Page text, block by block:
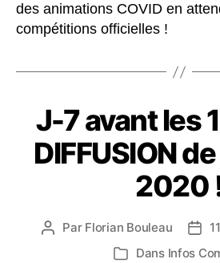
des animations COVID en
compétitions officielles !
J-7 avant les
DIFFUSION
2020
Auteur
Par Florian Bouleau
Date
de
Catégories
Dans Infos